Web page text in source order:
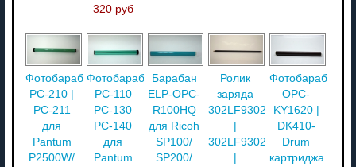
320 руб
Фотобарабан
PC-210 |
PC-211
для
Pantum
P2500W/
Фотобарабан
PC-110
PC-130
PC-140
для
Pantum
Барабан
ELP-OPC-
R100HQ
для Ricoh
SP100/
SP200/
Ролик
заряда
302LF93021
302LF93022
Фотобарабан
OPC-
KY1620 |
DK410-
Drum
картриджа